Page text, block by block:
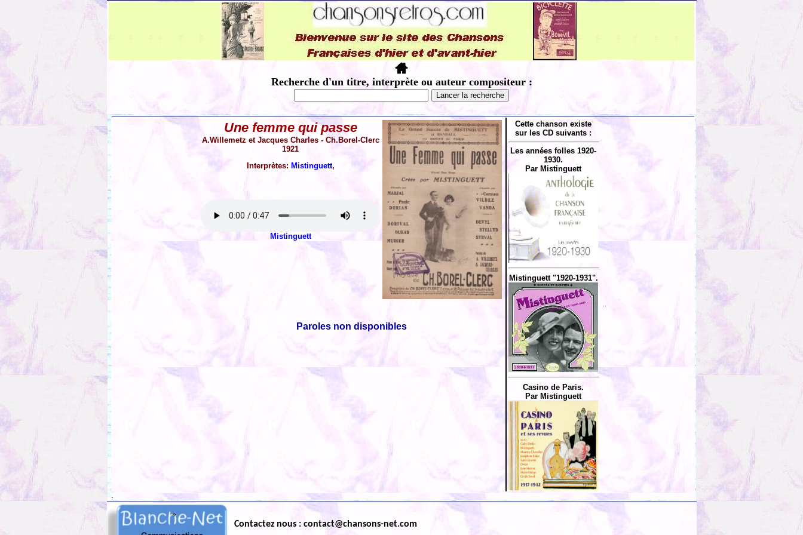
Recherche d'un titre, interprète ou auteur compositeur :
Une femme qui passe
A.Willemetz et Jacques Charles - Ch.Borel-Clerc
1921
Interprètes: Mistinguett,
Mistinguett
Paroles non disponibles
Cette chanson existe
sur les CD suivants :
Les années folles 1920-
1930.
Par Mistinguett
Mistinguett "1920-1931".
Casino de Paris.
Par Mistinguett
Contactez nous : contact@chansons-net.com